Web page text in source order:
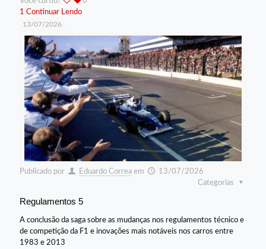
1 Continuar Lendo
13/07/2026
Publicado por Eduardo Correa em
13/07/2026
Categorias
Regulamentos 5
A conclusão da saga sobre as mudanças nos regulamentos técnico e
de competição da F1 e inovações mais notáveis nos carros entre
1983 e 2013